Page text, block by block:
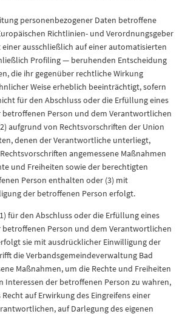
personenbezogener Daten betroffene
Richtlinien- und Verordnungsgeber
einer ausschließlich auf einer automatisierten
Profiling — beruhenden Entscheidung
die ihr gegenüber rechtliche Wirkung
Weise erheblich beeinträchtigt, sofern
für den Abschluss oder die Erfüllung eines
betroffenen Person und dem Verantwortlichen
aufgrund von Rechtsvorschriften der Union
denen der Verantwortliche unterliegt,
angemessene Maßnahmen
und Freiheiten sowie der berechtigten
Person enthalten oder (3) mit
der betroffenen Person erfolgt.
für den Abschluss oder die Erfüllung eines
betroffenen Person und dem Verantwortlichen
sie mit ausdrücklicher Einwilligung der
die Verbandsgemeindeverwaltung Bad
Maßnahmen, um die Rechte und Freiheiten
Interessen der betroffenen Person zu wahren,
auf Erwirkung des Eingreifens einer
auf Darlegung des eigenen